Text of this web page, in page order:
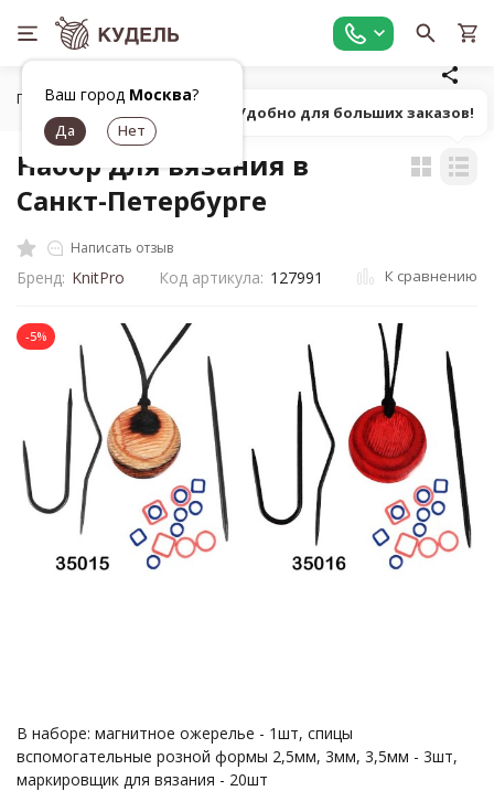
Ваш город Москва?
Главная Все для вязания
Набор для вязания в
Санкт-Петербурге
Написать отзыв
Бренд: KnitPro Код артикула: 127991 К сравнению
-5%
В наборе: магнитное ожерелье - 1шт, спицы
вспомогательные розной формы 2,5мм, 3мм, 3,5мм - 3шт,
маркировщик для вязания - 20шт
Попробуй! Удобно для больших заказов!